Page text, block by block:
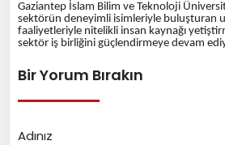
Gaziantep İslam Bilim ve Teknoloji
sektörün deneyimli isimleriyle buluşturan
faaliyetleriyle nitelikli insan kaynağı
sektör iş birliğini güçlendirmeye devam
Bir Yorum Bırakın
Adınız